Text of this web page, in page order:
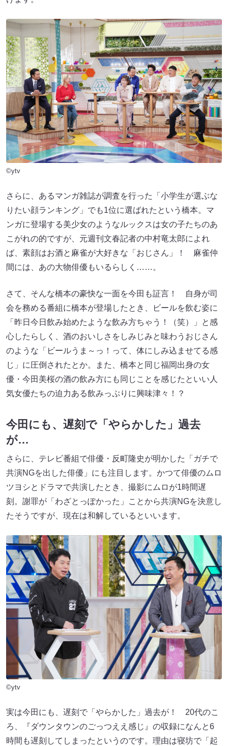
©ytv
さらに、あるマンガ雑誌が調査を行った「小学生が選ぶな
りたい顔ランキング」でも1位に選ばれたという橋本。マ
ンガに登場する美少女のようなルックスは女の子たちのあ
こがれの的ですが、元週刊文春記者の中村竜太郎によれ
ば、素顔はお酒と麻雀が大好きな「おじさん」！ 麻雀仲
間には、あの大物俳優もいるらしく……。
さて、そんな橋本の豪快な一面を今田も証言！ 自身が司
会を務める番組に橋本が登場したとき、ビールを飲む姿に
「昨日今日飲み始めたような飲み方ちゃう！（笑）」と感
心したらしく、酒のおいしさをしみじみと味わうおじさん
のような「ビールうま～っ！って、体にしみ込ませてる感
じ」に圧倒されたとか。また、橋本と同じ福岡出身の女
優・今田美桜の酒の飲み方にも同じことを感じたといい人
気女優たちの迫力ある飲みっぷりに興味津々！？
今田にも、遅刻で「やらかした」過去
が…
さらに、テレビ番組で俳優・反町隆史が明かした「ガチで
共演NGを出した俳優」にも注目します。かつて俳優のムロ
ツヨシとドラマで共演したとき、撮影にムロが1時間遅
刻。謝罪が「わざとっぽかった」ことから共演NGを決意し
たそうですが、現在は和解しているといいます。
©ytv
実は今田にも、遅刻で「やらかした」過去が！ 20代のこ
ろ、『ダウンタウンのごっつええ感じ』の収録になんと6
時間も遅刻してしまったというのです。理由は寝坊で「起